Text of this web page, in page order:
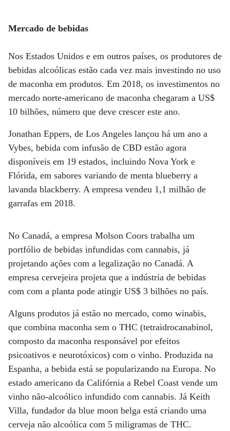
Mercado de bebidas
Nos Estados Unidos e em outros países, os produtores de
bebidas alcoólicas estão cada vez mais investindo no uso
de maconha em produtos. Em 2018, os investimentos no
mercado norte-americano de maconha chegaram a US$
10 bilhões, número que deve crescer este ano.
Jonathan Eppers, de Los Angeles lançou há um ano a
Vybes, bebida com infusão de CBD estão agora
disponíveis em 19 estados, incluindo Nova York e
Flórida, em sabores variando de menta blueberry a
lavanda blackberry. A empresa vendeu 1,1 milhão de
garrafas em 2018.
No Canadá, a empresa Molson Coors trabalha um
portfólio de bebidas infundidas com cannabis, já
projetando ações com a legalização no Canadá. A
empresa cervejeira projeta que a indústria de bebidas
com com a planta pode atingir US$ 3 bilhões no país.
Alguns produtos já estão no mercado, como winabis,
que combina maconha sem o THC (tetraidrocanabinol,
composto da maconha responsável por efeitos
psicoativos e neurotóxicos) com o vinho. Produzida na
Espanha, a bebida está se popularizando na Europa. No
estado americano da Califórnia a Rebel Coast vende um
vinho não-alcoólico infundido com cannabis. Já Keith
Villa, fundador da blue moon belga está criando uma
cerveja não alcoólica com 5 miligramas de THC.